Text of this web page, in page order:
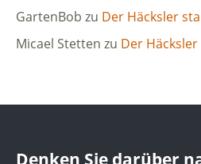
GartenBob zu Der Häcksler
Micael Stetten zu Der
Denken Sie darüber